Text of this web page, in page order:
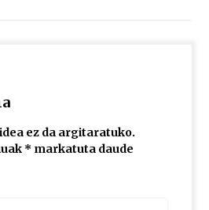
ez da argitaratuko.
* markatuta daude